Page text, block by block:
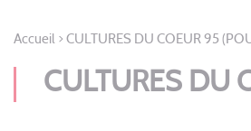
Accueil > CULTURES DU COEUR 95
CULTURES DU